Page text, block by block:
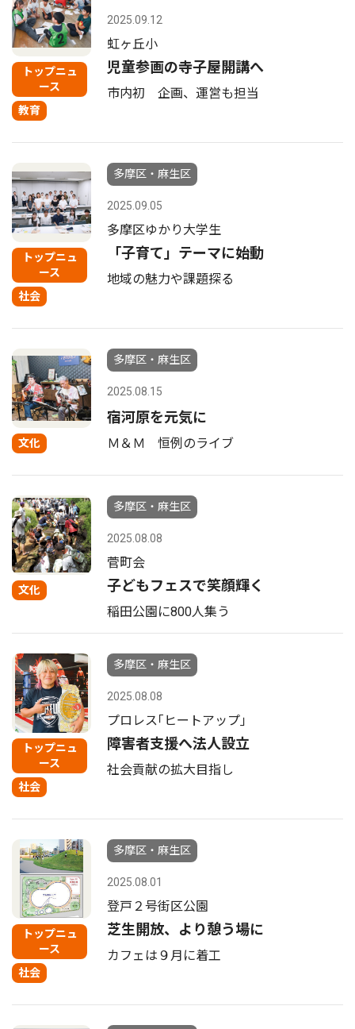
トップニュ
ース
教育
2025.09.12
虹ヶ丘小
児童参画の寺子屋開講へ
市内初 企画、運営も担当
トップニュ
ース
社会
多摩区・麻生区
2025.09.05
多摩区ゆかり大学生
「子育て」テーマに始動
地域の魅力や課題探る
文化
多摩区・麻生区
2025.08.15
宿河原を元気に
Ｍ＆Ｍ 恒例のライブ
文化
多摩区・麻生区
2025.08.08
菅町会
子どもフェスで笑顔輝く
稲田公園に800人集う
トップニュ
ース
社会
多摩区・麻生区
2025.08.08
プロレス｢ヒートアップ｣
障害者支援へ法人設立
社会貢献の拡大目指し
トップニュ
ース
社会
多摩区・麻生区
2025.08.01
登戸２号街区公園
芝生開放、より憩う場に
カフェは９月に着工